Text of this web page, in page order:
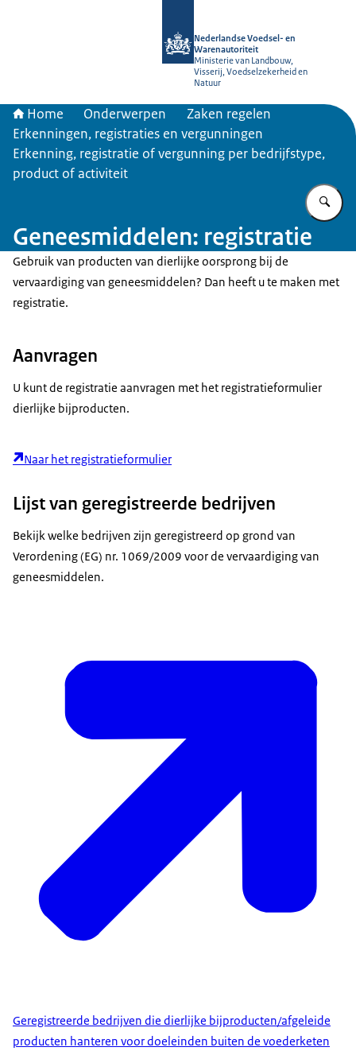
Nederlandse Voedsel- en
Warenautoriteit
Ministerie van Landbouw,
Visserij, Voedselzekerheid en
Natuur
Home Onderwerpen
Zaken regelen
Erkenningen, registraties en vergunningen
Erkenning, registratie of vergunning per bedrijfstype,
product of activiteit
Geneesmiddelen: registratie
Gebruik van producten van dierlijke oorsprong bij de
vervaardiging van geneesmiddelen? Dan heeft u te maken met
registratie.
Aanvragen
U kunt de registratie aanvragen met het registratieformulier
dierlijke bijproducten.
Naar het registratieformulier
Lijst van geregistreerde bedrijven
Bekijk welke bedrijven zijn geregistreerd op grond van
Verordening (EG) nr. 1069/2009 voor de vervaardiging van
geneesmiddelen.
Geregistreerde bedrijven die dierlijke bijproducten/afgeleide
producten hanteren voor doeleinden buiten de voederketen